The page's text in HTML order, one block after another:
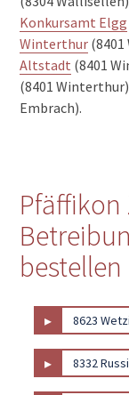
Konkursamt Elgg
Winterthur
Altstadt (8401
(8401
Embrach).
Pfäffikon
bestellen
▸ 8623
▸ 8332